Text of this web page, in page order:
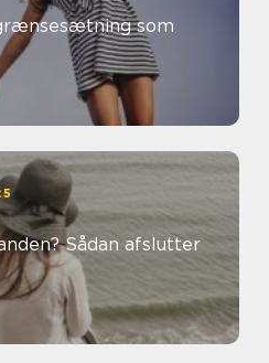
som
Sådan afslutter